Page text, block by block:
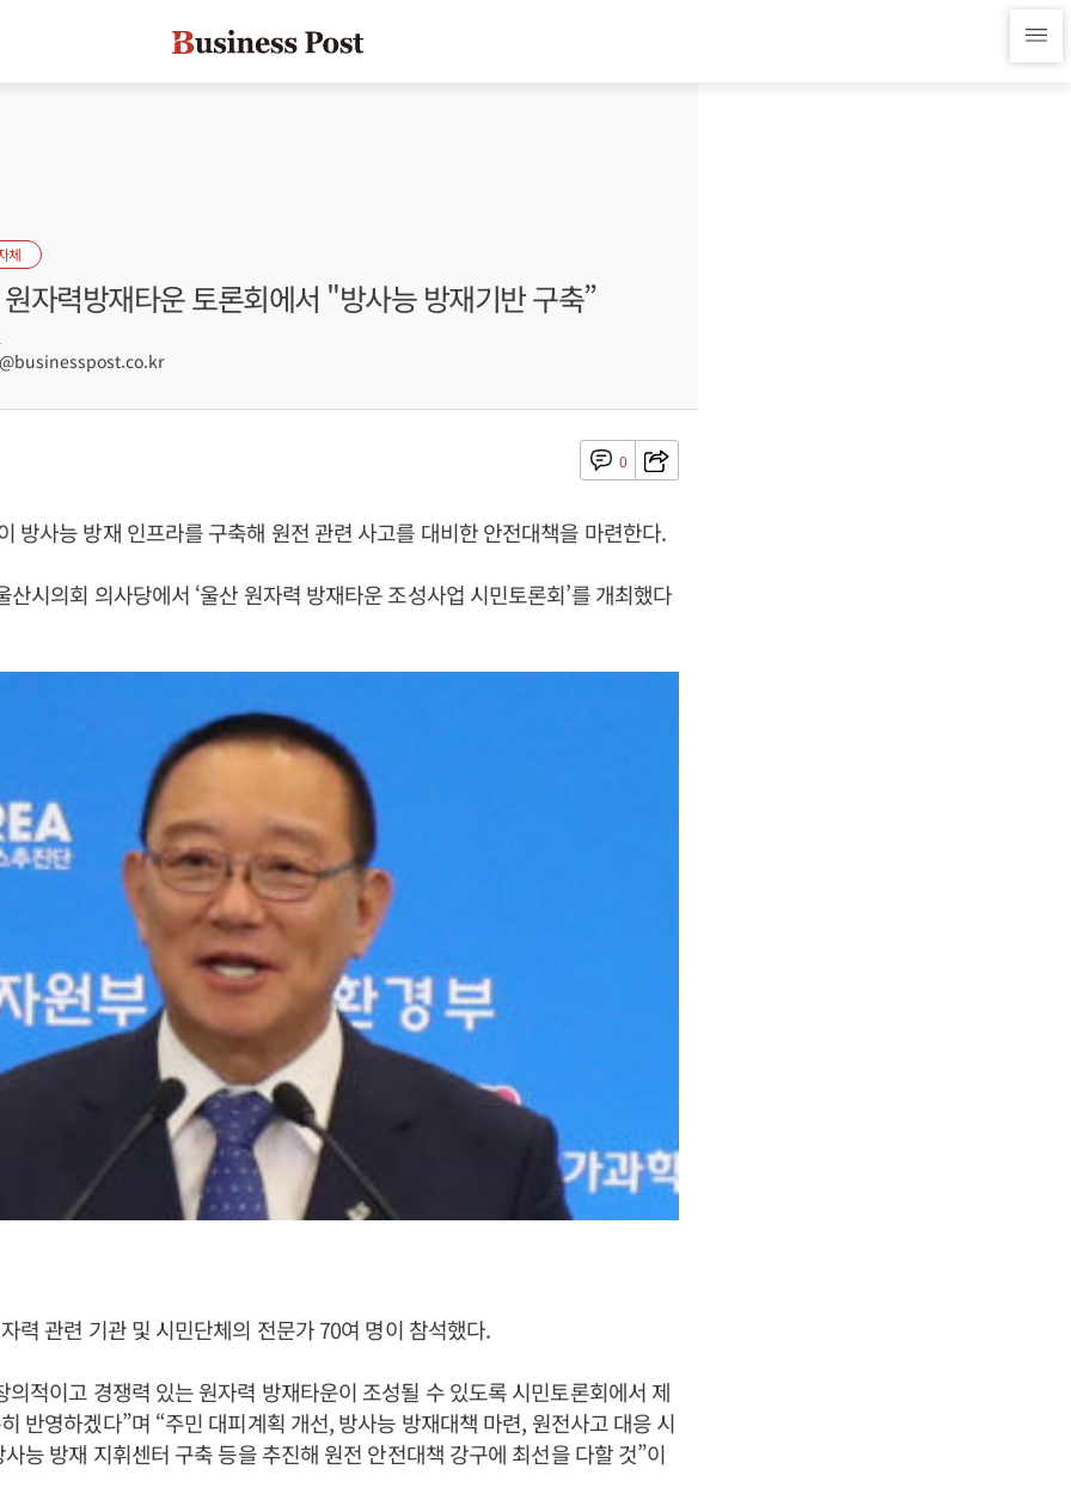
체
자력방재타운 토론회에서 "방사능 방재기반 구축”
0
방사능 방재 인프라를 구축해 원전 관련 사고를 대비한 안전대책을 마련한다.
산시의회 의사당에서 ‘울산 원자력 방재타운 조성사업 시민토론회’를 개최했다
력 관련 기관 및 시민단체의 전문가 70여 명이 참석했다.
적이고 경쟁력 있는 원자력 방재타운이 조성될 수 있도록 시민토론회에서 제
반영하겠다”며 “주민 대피계획 개선, 방사능 방재대책 마련, 원전사고 대응 시
능 방재 지휘센터 구축 등을 추진해 원전 안전대책 강구에 최선을 다할 것”이